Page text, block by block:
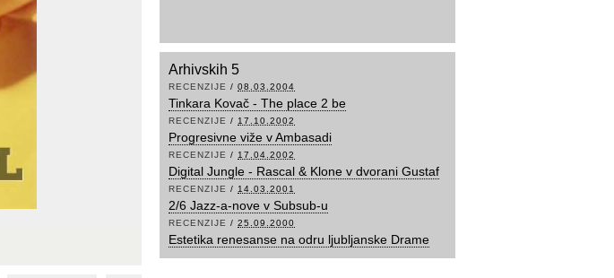
Arhivskih 5
RECENZIJE / 08.03.2004
Tinkara Kovač - The place 2 be
RECENZIJE / 17.10.2002
Progresivne viže v Ambasadi
RECENZIJE / 17.04.2002
Digital Jungle - Rascal & Klone v dvorani Gustaf
RECENZIJE / 14.03.2001
2/6 Jazz-a-nove v Subsub-u
RECENZIJE / 25.09.2000
Estetika renesanse na odru ljubljanske Drame